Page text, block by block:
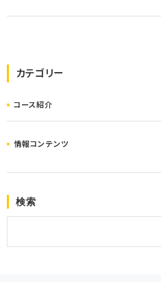
カテゴリー
コース紹介
情報コンテンツ
検索